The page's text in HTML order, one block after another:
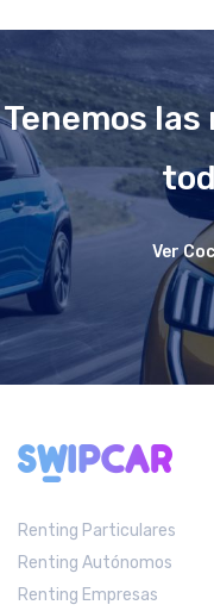
Tenemos
Ver
Renting Particulares
Renting Autónomos
Renting Empresas